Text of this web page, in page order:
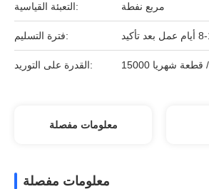
التعبئة القياسية: مربع نفطة
فترة التسليم:
القدرة على التوريد: / قطعة شهريا
معلومات مفصلة
معلومات مفصلة